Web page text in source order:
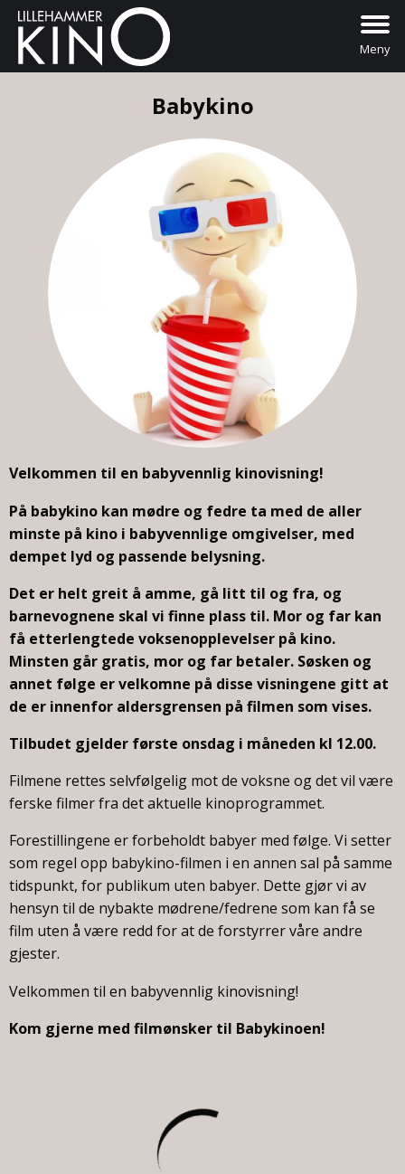
Meny
Babykino
Velkommen til en babyvennlig kinovisning!
På babykino kan mødre og fedre ta med de aller
minste på kino i babyvennlige omgivelser, med
dempet lyd og passende belysning.
Det er helt greit å amme, gå litt til og fra, og
barnevognene skal vi finne plass til. Mor og far kan
få etterlengtede voksenopplevelser på kino.
Minsten går gratis, mor og far betaler. Søsken og
annet følge er velkomne på disse visningene gitt at
de er innenfor aldersgrensen på filmen som vises.
Tilbudet gjelder første onsdag i måneden kl 12.00.
Filmene rettes selvfølgelig mot de voksne og det vil være
ferske filmer fra det aktuelle kinoprogrammet.
Forestillingene er forbeholdt babyer med følge. Vi setter
som regel opp babykino-filmen i en annen sal på samme
tidspunkt, for publikum uten babyer. Dette gjør vi av
hensyn til de nybakte mødrene/fedrene som kan få se
film uten å være redd for at de forstyrrer våre andre
gjester.
Velkommen til en babyvennlig kinovisning!
Kom gjerne med filmønsker til Babykinoen!